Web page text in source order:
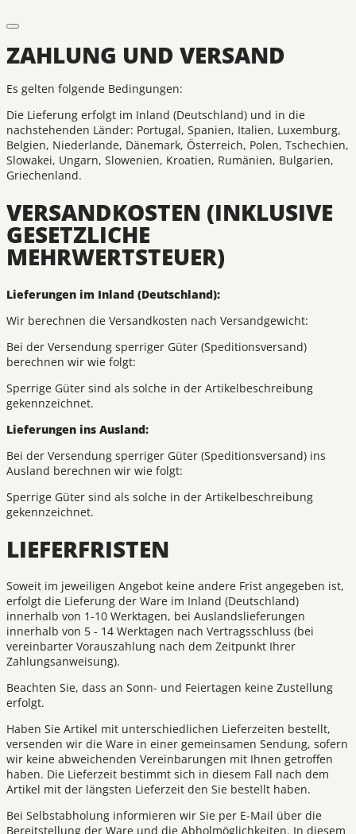
ZAHLUNG UND VERSAND
Es gelten folgende Bedingungen:
Die Lieferung erfolgt im Inland (Deutschland) und in die
nachstehenden Länder: Portugal, Spanien, Italien, Luxemburg,
Belgien, Niederlande, Dänemark, Österreich, Polen, Tschechien,
Slowakei, Ungarn, Slowenien, Kroatien, Rumänien, Bulgarien,
Griechenland.
VERSANDKOSTEN (INKLUSIVE
GESETZLICHE
MEHRWERTSTEUER)
Lieferungen im Inland (Deutschland):
Wir berechnen die Versandkosten nach Versandgewicht:
Bei der Versendung sperriger Güter (Speditionsversand)
berechnen wir wie folgt:
Sperrige Güter sind als solche in der Artikelbeschreibung
gekennzeichnet.
Lieferungen ins Ausland:
Bei der Versendung sperriger Güter (Speditionsversand) ins
Ausland berechnen wir wie folgt:
Sperrige Güter sind als solche in der Artikelbeschreibung
gekennzeichnet.
LIEFERFRISTEN
Soweit im jeweiligen Angebot keine andere Frist angegeben ist,
erfolgt die Lieferung der Ware im Inland (Deutschland)
innerhalb von 1-10 Werktagen, bei Auslandslieferungen
innerhalb von 5 - 14 Werktagen nach Vertragsschluss (bei
vereinbarter Vorauszahlung nach dem Zeitpunkt Ihrer
Zahlungsanweisung).
Beachten Sie, dass an Sonn- und Feiertagen keine Zustellung
erfolgt.
Haben Sie Artikel mit unterschiedlichen Lieferzeiten bestellt,
versenden wir die Ware in einer gemeinsamen Sendung, sofern
wir keine abweichenden Vereinbarungen mit Ihnen getroffen
haben. Die Lieferzeit bestimmt sich in diesem Fall nach dem
Artikel mit der längsten Lieferzeit den Sie bestellt haben.
Bei Selbstabholung informieren wir Sie per E-Mail über die
Bereitstellung der Ware und die Abholmöglichkeiten. In diesem